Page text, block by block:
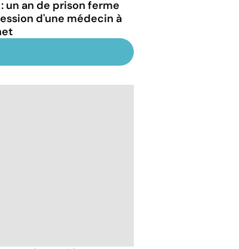
un an de prison ferme
d'une médecin à